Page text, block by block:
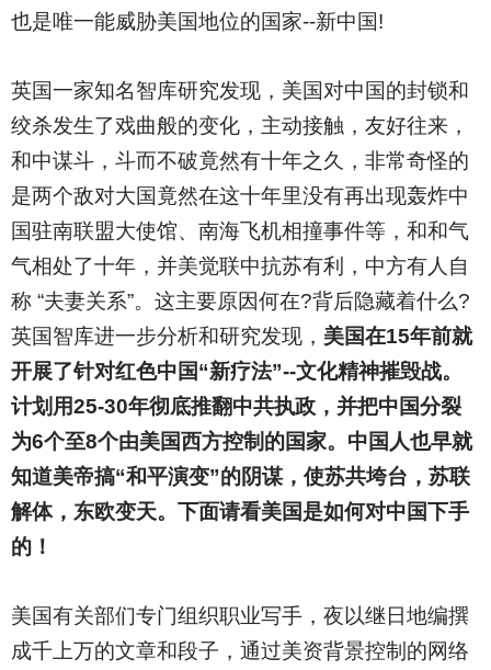
也是唯一能威胁美国地位的国家--新中国!
英国一家知名智库研究发现，美国对中国的封锁和
绞杀发生了戏曲般的变化，主动接触，友好往来，
和中谋斗，斗而不破竟然有十年之久，非常奇怪的
是两个敌对大国竟然在这十年里没有再出现轰炸中
国驻南联盟大使馆、南海飞机相撞事件等，和和气
气相处了十年，并美觉联中抗苏有利，中方有人自
称 “夫妻关系”。这主要原因何在?背后隐藏着什么?
英国智库进一步分析和研究发现， 美国在15年前就
开展了针对红色中国“新疗法”--文化精神摧毁战。
计划用25-30年彻底推翻中共执政，并把中国分裂
为6个至8个由美国西方控制的国家。中国人也早就
知道美帝搞“和平演变”的阴谋，使苏共垮台，苏联
解体，东欧变天。下面请看美国是如何对中国下手
的！
美国有关部们专门组织职业写手，夜以继日地编撰
成千上万的文章和段子，通过美资背景控制的网络